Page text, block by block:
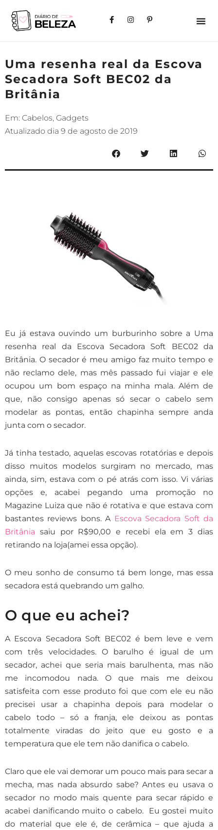
Uma resenha real da Escova
Secadora Soft BEC02 da
Britânia
Em: Cabelos, Gadgets
Atualizado dia 9 de agosto de 2019
Eu já estava ouvindo um burburinho sobre a Uma
resenha real da Escova Secadora Soft BEC02 da
Britânia. O secador é meu amigo faz muito tempo e
não reclamo dele, mas mês passado fui viajar e ele
ocupou um bom espaço na minha mala. Além de
que, não consigo apenas só secar o cabelo sem
modelar as pontas, então chapinha sempre anda
junta com o secador.
Já tinha testado, aquelas escovas rotatórias e depois
disso muitos modelos surgiram no mercado, mas
ainda, sim, estava com o pé atrás com isso. Vi várias
opções e, acabei pegando uma promoção no
Magazine Luiza que não é rotativa e que estava com
bastantes reviews bons. A Escova Secadora Soft da
Britânia saiu por R$90,00 e recebi ela em 3 dias
retirando na loja(amei essa opção).
O meu sonho de consumo tá bem longe, mas essa
secadora está quebrando um galho.
O que eu achei?
A Escova Secadora Soft BEC02 é bem leve e vem
com três velocidades. O barulho é igual de um
secador, achei que seria mais barulhenta, mas não
me incomodou nada. O que mais me deixou
satisfeita com esse produto foi que com ele eu não
precisei usar a chapinha depois para modelar o
cabelo todo – só a franja, ele deixou as pontas
totalmente viradas do jeito que eu gosto e a
temperatura que ele tem não danifica o cabelo.
Claro que ele vai demorar um pouco mais para secar a
mecha, mas nada absurdo sabe? Antes eu usava o
secador no modo mais quente para secar rápido e
acabei danificando muito o cabelo. Eu gostei muito
do material que ele é, de cerâmica – que ajuda a